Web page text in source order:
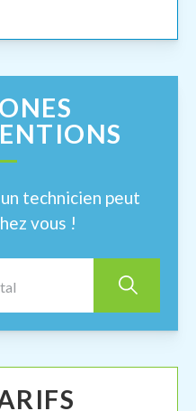
technicien peut
vous !